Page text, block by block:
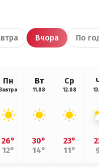
Вчора По
Пн
Завтра
26°
12°
Вт
11.08
30°
14°
Ср
12.08
23°
11°